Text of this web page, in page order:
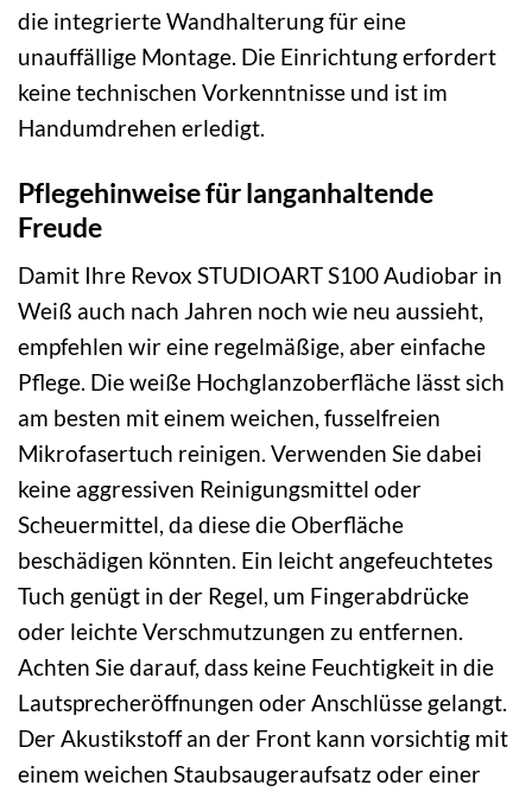
die integrierte Wandhalterung für eine
unauffällige Montage. Die Einrichtung erfordert
keine technischen Vorkenntnisse und ist im
Handumdrehen erledigt.
Pflegehinweise für langanhaltende
Freude
Damit Ihre Revox STUDIOART S100 Audiobar in
Weiß auch nach Jahren noch wie neu aussieht,
empfehlen wir eine regelmäßige, aber einfache
Pflege. Die weiße Hochglanzoberfläche lässt sich
am besten mit einem weichen, fusselfreien
Mikrofasertuch reinigen. Verwenden Sie dabei
keine aggressiven Reinigungsmittel oder
Scheuermittel, da diese die Oberfläche
beschädigen könnten. Ein leicht angefeuchtetes
Tuch genügt in der Regel, um Fingerabdrücke
oder leichte Verschmutzungen zu entfernen.
Achten Sie darauf, dass keine Feuchtigkeit in die
Lautsprecheröffnungen oder Anschlüsse gelangt.
Der Akustikstoff an der Front kann vorsichtig mit
einem weichen Staubsaugeraufsatz oder einer